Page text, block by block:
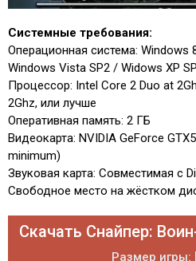
Системные требования:
Операционная система: Windows
Windows Vista SP2 / Widows XP
Процессор: Intel Core 2 Duo at
2Ghz, или лучше
Оперативная память: 2 ГБ
Видеокарта: NVIDIA GeForce
minimum)
Звуковая карта: Совместимая с
Свободное место на жёстком
Скачать Снайпер:
Размер игры: